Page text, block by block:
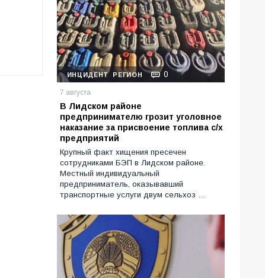
ИНЦИДЕНТ РЕГИОН 0
7 августа
В Лидском районе
предпринимателю грозит уголовное
наказание за присвоение топлива с/х
предприятий
Крупный факт хищения пресечен
сотрудниками БЭП в Лидском районе.
Местный индивидуальный
предприниматель, оказывавший
транспортные услуги двум сельхоз …